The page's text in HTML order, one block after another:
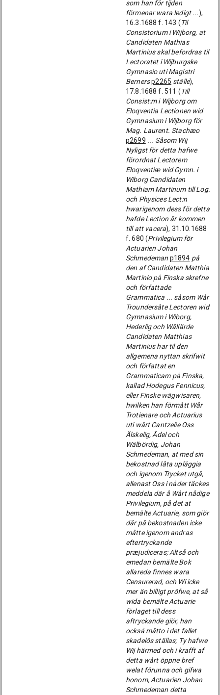
som han för tijden
förmenar wara ledigt ...),
16.3.1688 f. 143 (Til
Consistorium i Wijborg, at
Candidaten Mathias
Martinius skal befordras til
Lectoratet i Wijburgske
Gymnasio uti Magistri
Bernersp2265 ställe),
17.8.1688 f. 511 (Till
Consist:m i Wijborg om
Eloqventia Lectionen wid
Gymnasium i Wijborg för
Mag. Laurent. Stachæo
p2699 ... Såsom Wij
Nyligst för detta hafwe
förordnat Lectorem
Eloqventiæ wid Gymn. i
Wiborg Candidaten
Mathiam Martinum till Log.
och Physices Lect:n
hwarigenom dess för detta
hafde Lection är kommen
till att vacera), 31.10.1688
f. 680 (Privilegium för
Actuarien Johan
Schmedeman p1894 på
den af Candidaten Matthia
Martinio på Finska skrefne
och författade
Grammatica ... såsom Wår
Troundersåte Lectoren wid
Gymnasium i Wiborg,
Hederlig och Wällärde
Candidaten Matthias
Martinius har til den
allgemena nyttan skrifwit
och författat en
Grammaticam på Finska,
kallad Hodegus Fennicus,
eller Finske wägwisaren,
hwilken han förmått Wår
Trotienare och Actuarius
uti wårt Cantzelie Oss
Älskelig, Ädel och
Wälbördig, Johan
Schmedeman, at med sin
bekostnad låta upläggia
och igenom Trycket utgå,
allenast Oss i nåder täckes
meddela där å Wårt nådige
Privilegium, på det at
bemälte Actuarie, som giör
där på bekostnaden icke
måtte igenom andras
eftertryckande
præjudiceras; Altså och
emedan bemälte Bok
allareda finnes wara
Censurerad, och Wi icke
mer än billigt pröfwe, at så
wida bemälte Actuarie
förlaget till dess
aftryckande giör, han
också måtto i det fallet
skadelös ställas; Ty hafwe
Wij härmed och i krafft af
detta wårt öppne bref
welat förunna och gifwa
honom, Actuarien Johan
Schmedeman detta